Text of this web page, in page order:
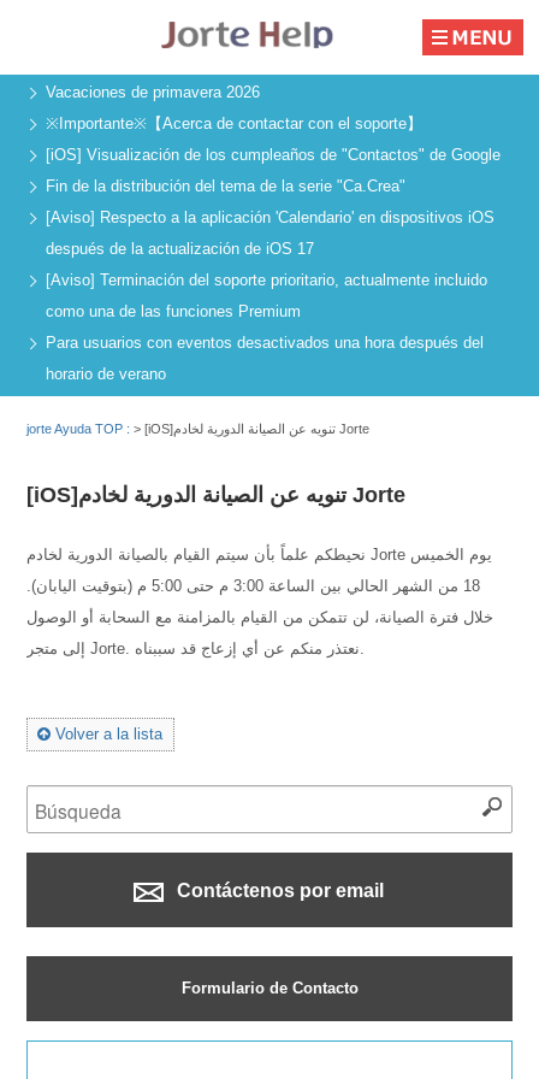
Vacaciones de primavera 2026
※Importante※【Acerca de contactar con el soporte】
[iOS] Visualización de los cumpleaños de "Contactos" de Google
Fin de la distribución del tema de la serie "Ca.Crea"
[Aviso] Respecto a la aplicación 'Calendario' en dispositivos iOS
después de la actualización de iOS 17
[Aviso] Terminación del soporte prioritario, actualmente incluido
como una de las funciones Premium
Para usuarios con eventos desactivados una hora después del
horario de verano
jorte Ayuda TOP :> [iOS]تنويه عن الصيانة الدورية لخادم Jorte
[iOS]تنويه عن الصيانة الدورية لخادم Jorte
نحيطكم علماً بأن سيتم القيام بالصيانة الدورية لخادم Jorte يوم الخميس
18 من الشهر الحالي بين الساعة 3:00 م حتى 5:00 م (بتوقيت اليابان).
خلال فترة الصيانة، لن تتمكن من القيام بالمزامنة مع السحابة أو الوصول
Volver a la lista
Contáctenos por email
Formulario de Contacto